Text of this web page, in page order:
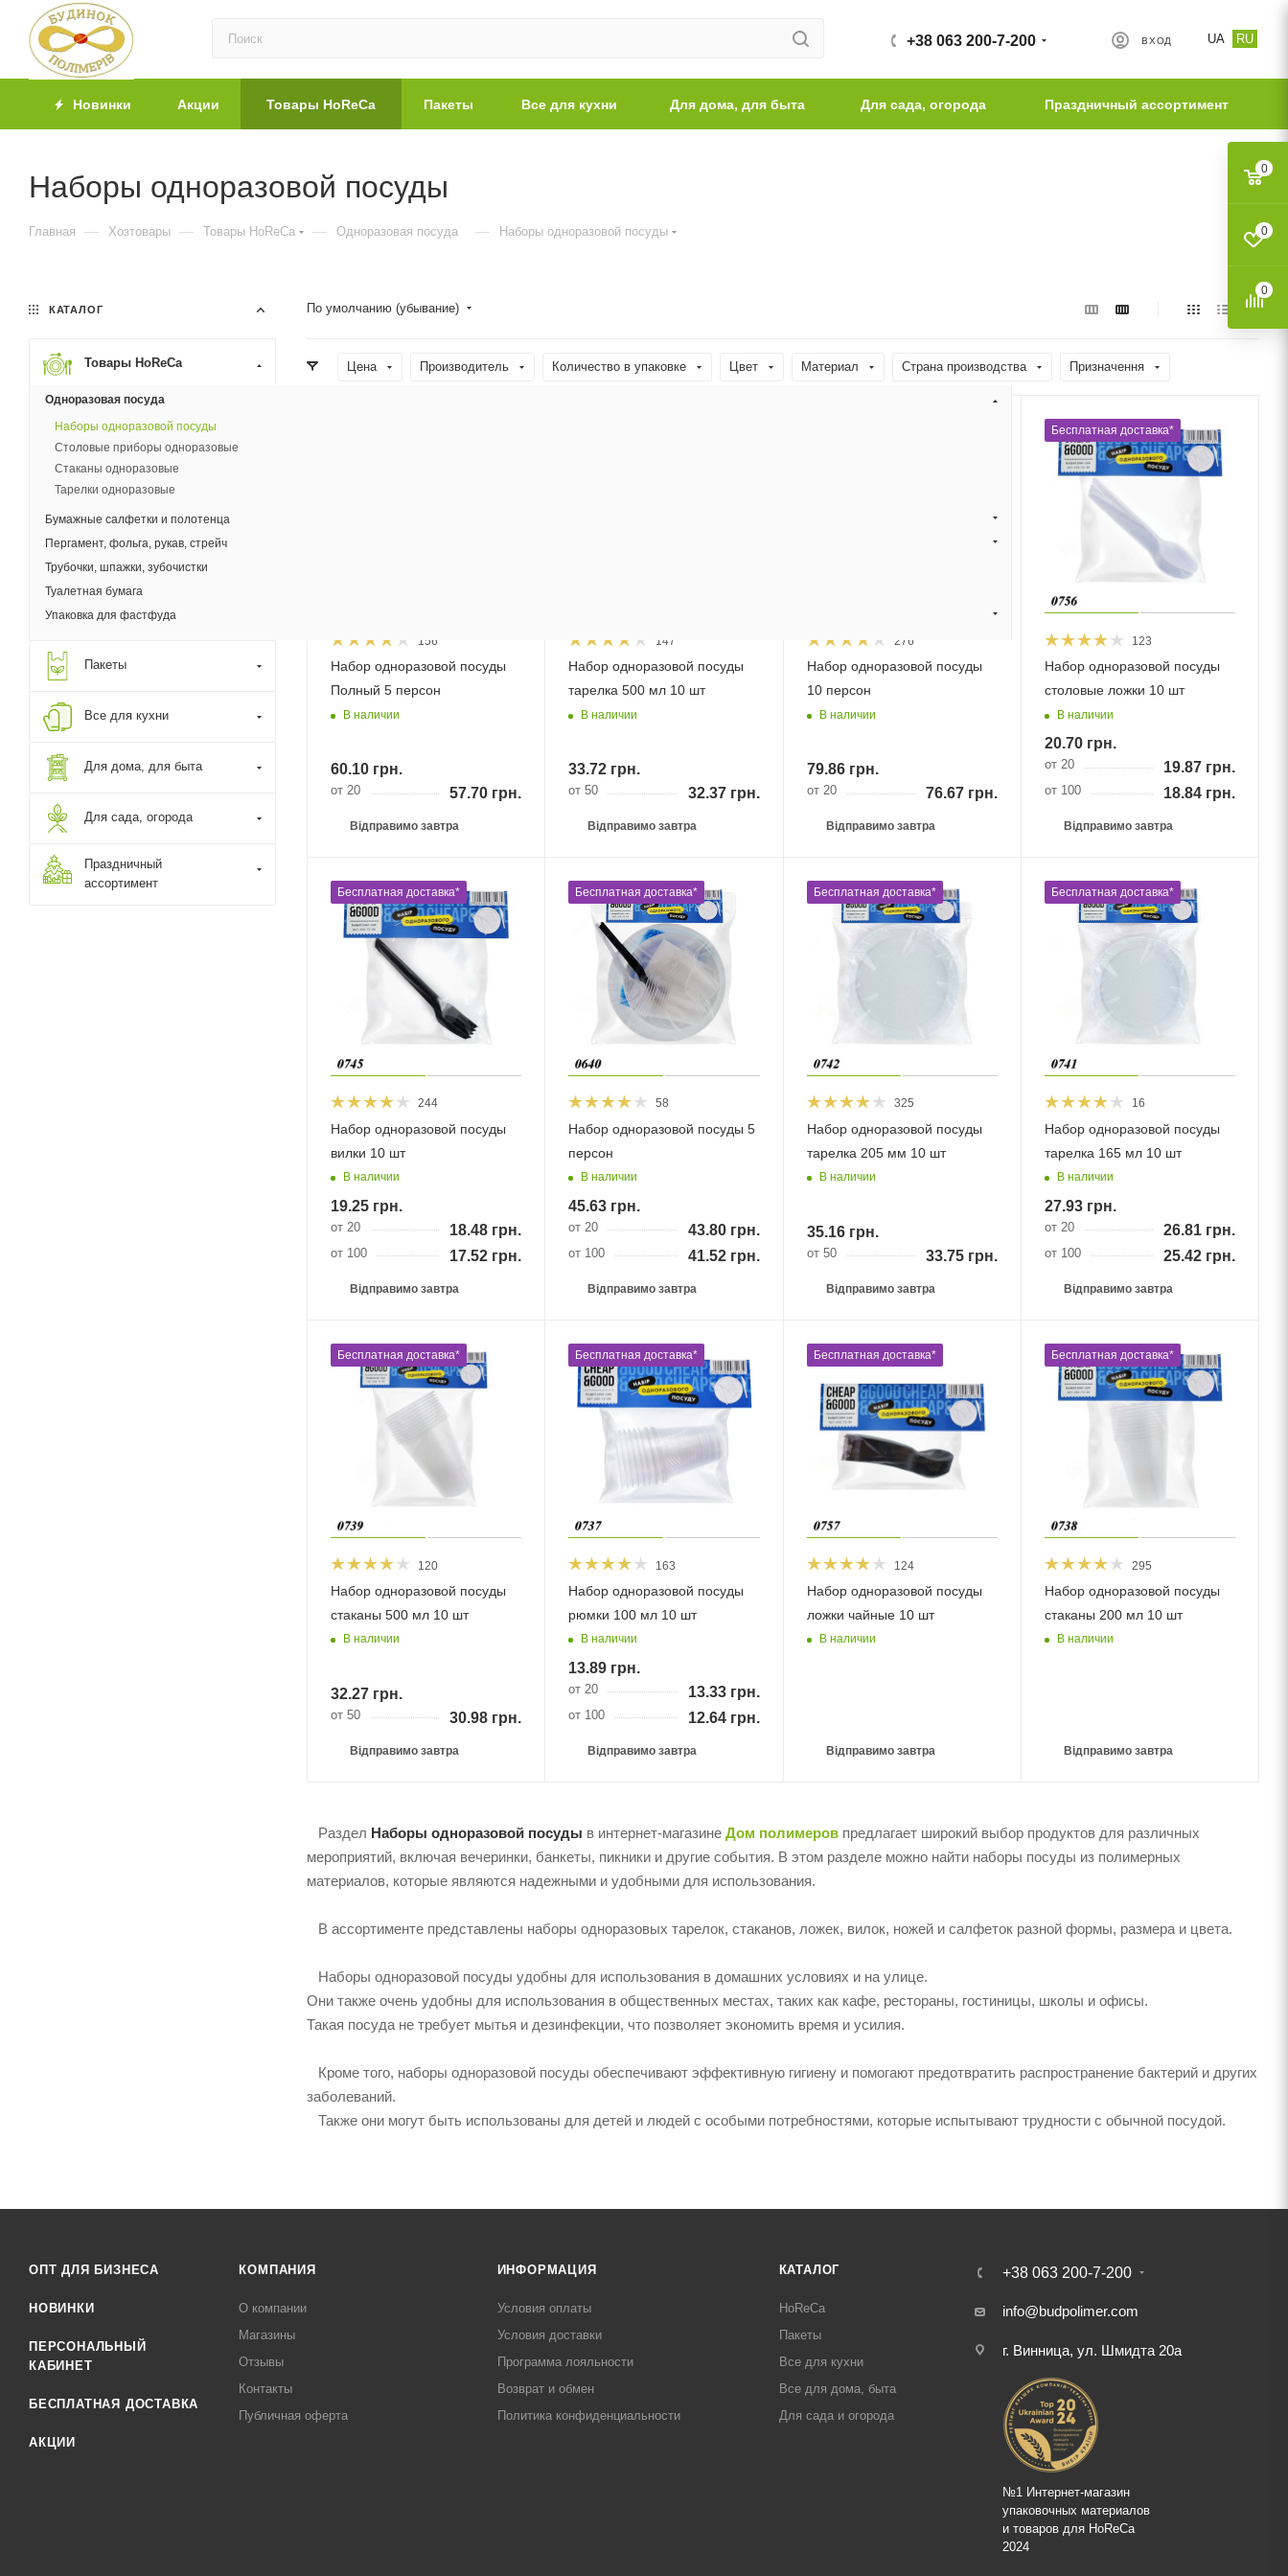
UA RU
ВХОД
+38 063 200-7-200
Новинки Акции Товары HoReCa Пакеты Все для кухни Для дома, для быта Для сада, огорода Праздничный ассортимент
Наборы одноразовой посуды
Главная — Хозтовары — Товары HoReCa — Одноразовая посуда — Наборы одноразовой посуды
По умолчанию (убывание)
Цена Производитель Количество в упаковке Цвет Материал Страна производства Призначення
156
Набор одноразовой посуды
Полный 5 персон
В наличии
60.10 грн.
от 20 57.70 грн.
Відправимо завтра
147
Набор одноразовой посуды
тарелка 500 мл 10 шт
В наличии
33.72 грн.
от 50 32.37грн.
Відправимо завтра
276
Набор одноразовой посуды
10 персон
В наличии
79.86грн.
от 20 76.67грн.
Відправимо завтра
Бесплатная доставка*
123
Набор одноразовой посуды
столовые ложки 10 шт
В наличии
20.70грн.
от 20 19.87 грн.
от 100 18.84 грн.
Відправимо завтра
Бесплатная доставка*
244
Набор одноразовой посуды
вилки 10 шт
В наличии
19.25 грн.
от 20 18.48 грн.
от 100 17.52 грн.
Відправимо завтра
Бесплатная доставка*
58
Набор одноразовой посуды 5
персон
В наличии
45.63 грн.
от 20 43.80грн.
от 100 41.52грн.
Відправимо завтра
Бесплатная доставка*
325
Набор одноразовой посуды
тарелка 205 мм 10 шт
В наличии
35.16грн.
от 50 33.75грн.
Відправимо завтра
Бесплатная доставка*
16
Набор одноразовой посуды
тарелка 165 мл 10 шт
В наличии
27.93грн.
от 20 26.81 грн.
от 100 25.42 грн.
Відправимо завтра
Бесплатная доставка*
120
Набор одноразовой посуды
стаканы 500 мл 10 шт
В наличии
32.27 грн.
от 50 30.98 грн.
Відправимо завтра
Бесплатная доставка*
163
Набор одноразовой посуды
рюмки 100 мл 10 шт
В наличии
13.89 грн.
от 20 13.33грн.
от 100 12.64грн.
Відправимо завтра
Бесплатная доставка*
124
Набор одноразовой посуды
ложки чайные 10 шт
В наличии
Відправимо завтра
Бесплатная доставка*
295
Набор одноразовой посуды
стаканы 200 мл 10 шт
В наличии
Відправимо завтра
Раздел Наборы одноразовой посуды в интернет-магазине Дом полимеров предлагает широкий выбор продуктов для различных
мероприятий, включая вечеринки, банкеты, пикники и другие события. В этом разделе можно найти наборы посуды из полимерных
материалов, которые являются надежными и удобными для использования.
В ассортименте представлены наборы одноразовых тарелок, стаканов, ложек, вилок, ножей и салфеток разной формы, размера и цвета.
Наборы одноразовой посуды удобны для использования в домашних условиях и на улице.
Они также очень удобны для использования в общественных местах, таких как кафе, рестораны, гостиницы, школы и офисы.
Такая посуда не требует мытья и дезинфекции, что позволяет экономить время и усилия.
Кроме того, наборы одноразовой посуды обеспечивают эффективную гигиену и помогают предотвратить распространение бактерий и других
заболеваний.
Также они могут быть использованы для детей и людей с особыми потребностями, которые испытывают трудности с обычной посудой.
КАТАЛОГ
Товары HoReCa
Одноразовая посуда
Наборы одноразовой посуды
Столовые приборы одноразовые
Стаканы одноразовые
Тарелки одноразовые
Бумажные салфетки и полотенца
Пергамент, фольга, рукав, стрейч
Трубочки, шпажки, зубочистки
Туалетная бумага
Упаковка для фастфуда
Пакеты
Все для кухни
Для дома, для быта
Для сада, огорода
Праздничный
ассортимент
ОПТ ДЛЯ БИЗНЕСА
НОВИНКИ
ПЕРСОНАЛЬНЫЙ
КАБИНЕТ
БЕСПЛАТНАЯ ДОСТАВКА
АКЦИИ
КОМПАНИЯ
О компании
Магазины
Отзывы
Контакты
Публичная оферта
ИНФОРМАЦИЯ
Условия оплаты
Условия доставки
Программа лояльности
Возврат и обмен
Политика конфиденциальности
КАТАЛОГ
HoReCa
Пакеты
Все для кухни
Все для дома, быта
Для сада и огорода
+38 063 200-7-200
info@budpolimer.com
г. Винница, ул. Шмидта 20а
№1 Интернет-магазин
упаковочных материалов
и товаров для HoReCa
2024
0
0
0